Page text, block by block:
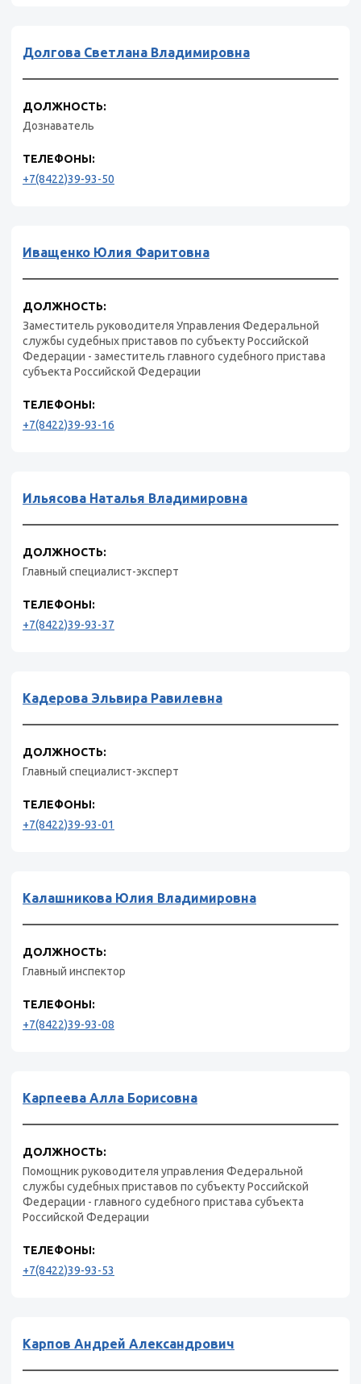
Долгова Светлана Владимировна
ДОЛЖНОСТЬ:
Дознаватель
ТЕЛЕФОНЫ:
+7(8422)39-93-50
Иващенко Юлия Фаритовна
ДОЛЖНОСТЬ:
Заместитель руководителя Управления Федеральной
службы судебных приставов по субъекту Российской
Федерации - заместитель главного судебного пристава
субъекта Российской Федерации
ТЕЛЕФОНЫ:
+7(8422)39-93-16
Ильясова Наталья Владимировна
ДОЛЖНОСТЬ:
Главный специалист-эксперт
ТЕЛЕФОНЫ:
+7(8422)39-93-37
Кадерова Эльвира Равилевна
ДОЛЖНОСТЬ:
Главный специалист-эксперт
ТЕЛЕФОНЫ:
+7(8422)39-93-01
Калашникова Юлия Владимировна
ДОЛЖНОСТЬ:
Главный инспектор
ТЕЛЕФОНЫ:
+7(8422)39-93-08
Карпеева Алла Борисовна
ДОЛЖНОСТЬ:
Помощник руководителя управления Федеральной
службы судебных приставов по субъекту Российской
Федерации - главного судебного пристава субъекта
Российской Федерации
ТЕЛЕФОНЫ:
+7(8422)39-93-53
Карпов Андрей Александрович